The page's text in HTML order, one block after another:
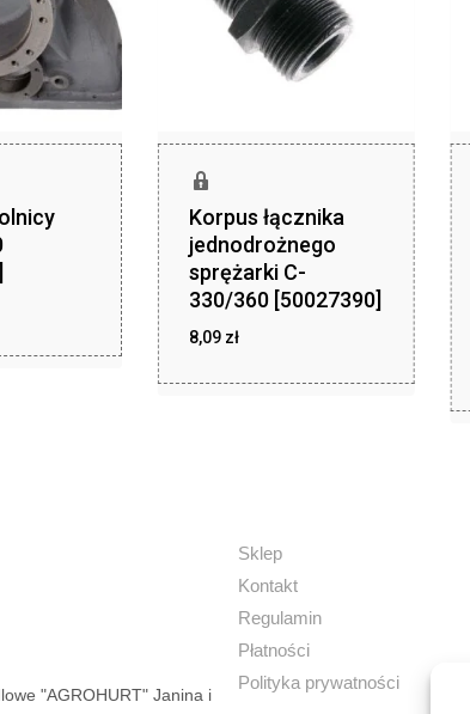
Korpus łącznika
jednodrożnego
sprężarki C-
330/360 [50027390]
8,09 zł
"AGROHURT" Janina i
Sklep
Kontakt
Regulamin
Płatności
Polityka prywatności